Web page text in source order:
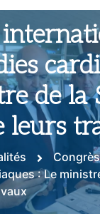
de la
leurs
: Le